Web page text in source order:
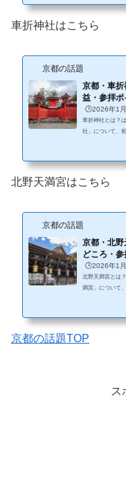
すが、今宮神社
車折神社はこちら
京都の話題
京都・車折
益・参拝
🕒️2026年1
車折神社とは？
社」について、
などを通じて「
北野天満宮はこちら
京都の話題
京都・北
どころ・
🕒️2026年1
北野天満宮とは
満宮」について
とで有名で、受
京都の話題TOP
ス